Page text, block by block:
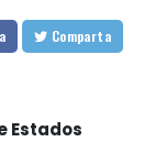
Comparta
Estados